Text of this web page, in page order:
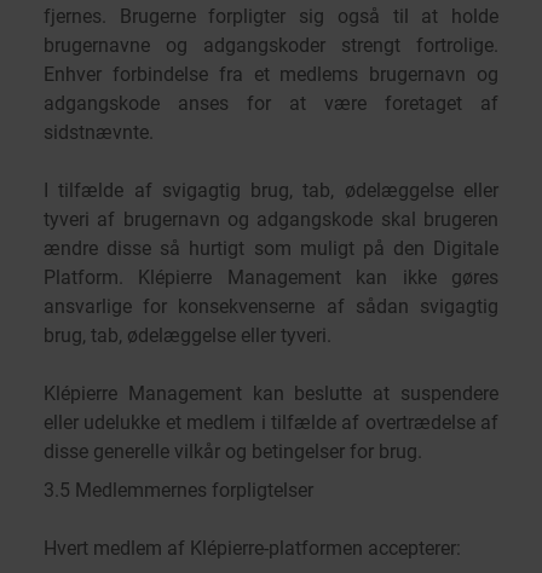
fjernes. Brugerne forpligter sig også til at holde
brugernavne og adgangskoder strengt fortrolige.
Enhver forbindelse fra et medlems brugernavn og
adgangskode anses for at være foretaget af
sidstnævnte.
I tilfælde af svigagtig brug, tab, ødelæggelse eller
tyveri af brugernavn og adgangskode skal brugeren
ændre disse så hurtigt som muligt på den Digitale
Platform. Klépierre Management kan ikke gøres
ansvarlige for konsekvenserne af sådan svigagtig
brug, tab, ødelæggelse eller tyveri.
Klépierre Management kan beslutte at suspendere
eller udelukke et medlem i tilfælde af overtrædelse af
disse generelle vilkår og betingelser for brug.
3.5 Medlemmernes forpligtelser
Hvert medlem af Klépierre-platformen accepterer: